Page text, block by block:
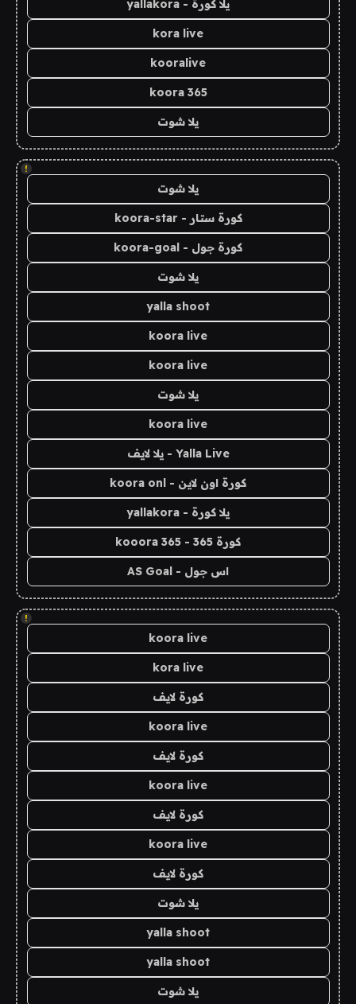
يلا كورة - yallakora
kora live
kooralive
koora 365
يلا شوت
!
يلا شوت
كورة ستار - koora-star
كورة جول - koora-goal
يلا شوت
yalla shoot
koora live
koora live
يلا شوت
koora live
Yalla Live - يلا لايف
كورة اون لاين - koora onl
يلا كورة - yallakora
كورة 365 - kooora 365
اس جول - AS Goal
!
koora live
kora live
كورة لايف
koora live
كورة لايف
koora live
كورة لايف
koora live
كورة لايف
يلا شوت
yalla shoot
yalla shoot
يلا شوت